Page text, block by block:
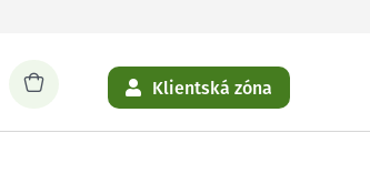
Klientská zóna